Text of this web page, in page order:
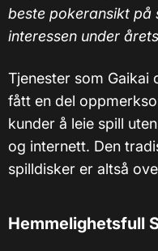
beste pokeransikt på
interessen under
Tjenester som Gaikai
fått en del
kunder å leie spill
og internett. Den
spilldisker er altså
Hemmelighetsfull